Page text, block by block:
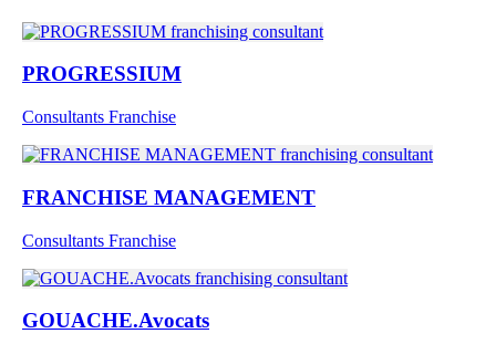
PROGRESSIUM
Consultants Franchise
FRANCHISE MANAGEMENT
Consultants Franchise
GOUACHE.Avocats